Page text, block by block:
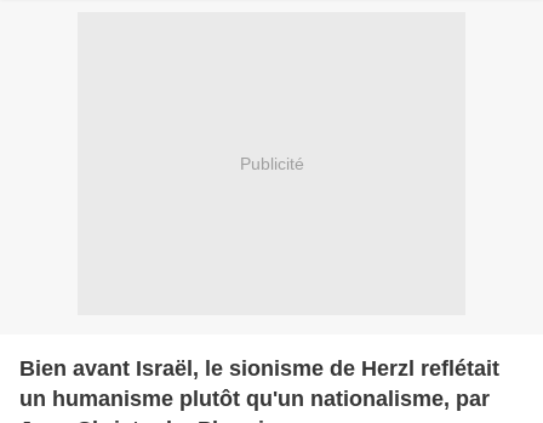
Publicité
Bien avant Israël, le sionisme de Herzl reflétait
un humanisme plutôt qu'un nationalisme, par